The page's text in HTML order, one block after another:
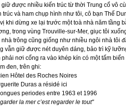
giữ được nhiều kiến trúc từ thời Trung cổ vô
trúc và ham chụp hình như tôi, cô bạn Thế
khi dừng xe lại trước một toà nhà năm tầng
trong vùng Trouville-sur-Mer, giục tôi
nhà trông cũng giống như nhiều ngôi nhà tôi
vẫn giữ được nét duyên dáng, bảo trì kỹ
phải nơi cổng ra vào khép kín có một tấm
đen, trên ghi:
Hôtel des Roches Noires
Duras a résidé ici
periodes entre 1963 et 1996
la mer c’est regarder le tout"